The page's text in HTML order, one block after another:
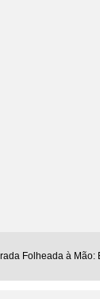
Folheada à Mão: